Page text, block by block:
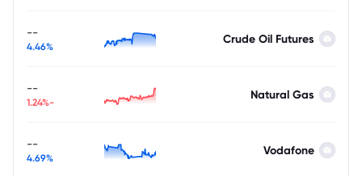
Crude Oil Futures
--
4.46%
Natural Gas
--
-1.24%
Vodafone
--
4.69%